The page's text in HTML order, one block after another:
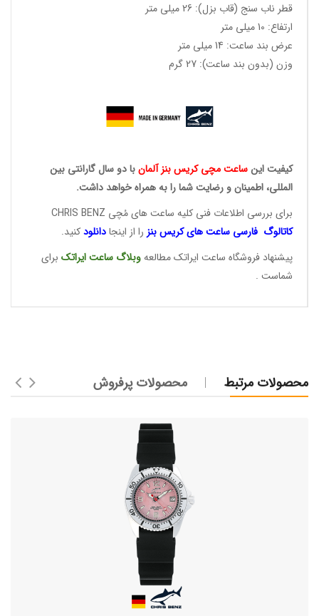
قطر ناب سنج (قاب بزل): 26 میلی متر
ارتفاع: 10 میلی متر
عرض بند ساعت: 14 میلی متر
وزن (بدون بند ساعت): 27 گرم
کیفیت اینساعت مچی کریسبنز آلمانبا دو سال گارانتی بین
المللی، اطمینان و رضایت شما را به همراه خواهد داشت.
برای بررسی اطلاعات فنی کلیه ساعت های مُچی CHRIS BENZ
کاتالوگ فارسی ساعت هایکریس بنز را از اینجادانلودکنید.
پیشنهاد فروشگاه ساعت ایراتک مطالعهوبلاگ ساعتایراتک برای
شماست .
محصولات مرتبط محصولات پرفروش